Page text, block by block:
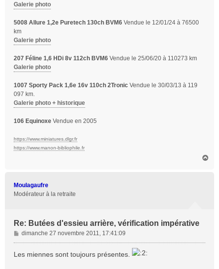
Galerie photo
5008 Allure 1,2e Puretech 130ch BVM6 Vendue le 12/01/24 à 76500
km
Galerie photo
207 Féline 1,6 HDi 8v 112ch BVM6 Vendue le 25/06/20 à 110273 km
Galerie photo
1007 Sporty Pack 1,6e 16v 110ch 2Tronic Vendue le 30/03/13 à 119
097 km.
Galerie photo + historique
106 Equinoxe Vendue en 2005
https://www.miniatures.dlgr.fr
https://www.manon-bibliophile.fr
Moulagaufre
Modérateur à la retraite
Re: Butées d'essieu arrière, vérification impérative
M
e
dimanche 27 novembre 2011, 17:41:09
Les miennes sont toujours présentes.